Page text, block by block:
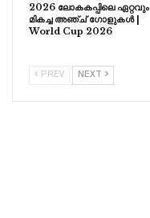
2026 ലോകകപ്പിലെ ഏറ്റവും
മികച്ച അഞ്ച് ഗോളുകൾ |
World Cup 2026
PREV NEXT